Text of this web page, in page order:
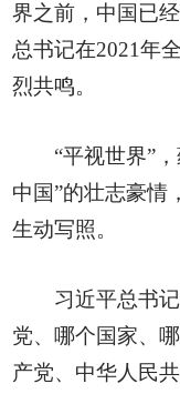
界之前，中国已
总书记在2021年
烈共鸣。
“平视世界”
中国”的壮志豪情
生动写照。
习近平总书
党、哪个国家、
产党、中华人民